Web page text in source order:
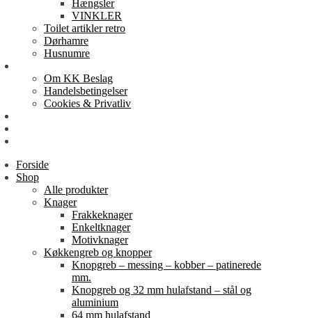
Hængsler
VINKLER
Toilet artikler retro
Dørhamre
Husnumre
Om KK Beslag
Handelsbetingelser
Cookies & Privatliv
Forside
Shop
Alle produkter
Knager
Frakkeknager
Enkeltknager
Motivknager
Køkkengreb og knopper
Knopgreb – messing – kobber – patinerede
mm.
Knopgreb og 32 mm hulafstand – stål og
aluminium
64 mm hulafstand